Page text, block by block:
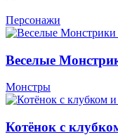
Персонажи
Веселые
Монстры
Котёнок с